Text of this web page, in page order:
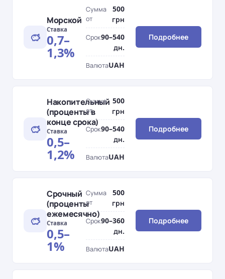
Морской
Ставка
0,7–
1,3%
Сумма
от
500
грн
Срок90–540
дн.
ВалютаUAH
Подробнее
Накопительный
(проценты в
конце срока)
Ставка
0,5–
1,2%
Сумма
от
500
грн
Срок90–540
дн.
ВалютаUAH
Подробнее
Срочный
(проценты
ежемесячно)
Ставка
0,5–
1%
Сумма
от
500
грн
Срок90–360
дн.
ВалютаUAH
Подробнее